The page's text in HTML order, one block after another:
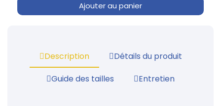
Ajouter au panier
Description
Détails du produit
Guide des tailles
Entretien